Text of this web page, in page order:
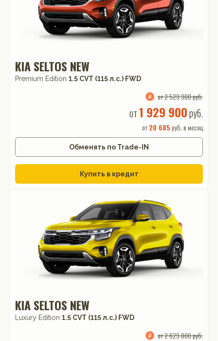
KIA SELTOS NEW
Premium Edition 1.5 CVT (115 л.с.) FWD
от 2 529 900 руб.
от1 929 900руб.
от20 685 руб. в месяц
Обменять по Trade-IN
Купить в кредит
KIA SELTOS NEW
Luxury Edition 1.5 CVT (115 л.с.) FWD
от 2 629 800 руб.